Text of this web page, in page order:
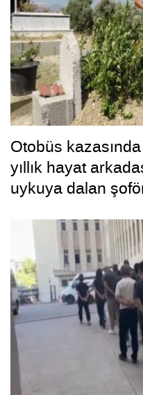
Otobüs
yıllık hayat
uykuya dalan